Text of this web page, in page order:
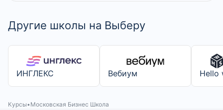
Другие школы на Выберу
ИНГЛЕКС Вебиум Hello
Курсы Московская Бизнес Школа